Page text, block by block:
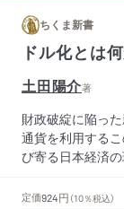
ちくま新書
ドル化とは
土田陽介著
財政破綻に陥っ
通貨を利用する
び寄る日本経済の
定価924円 （10％税込）